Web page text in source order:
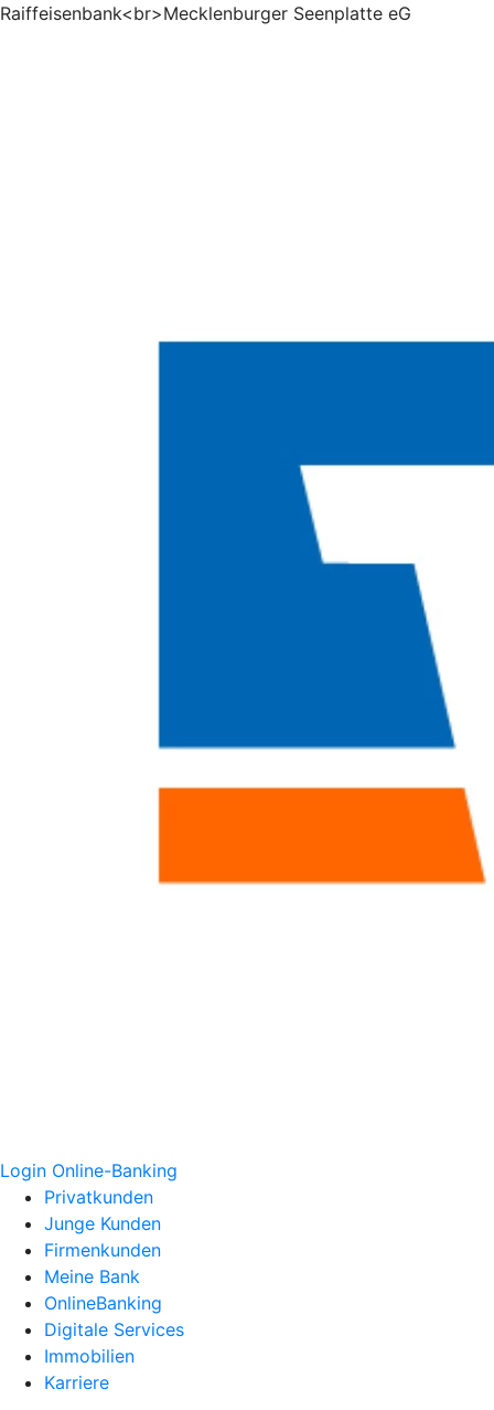
Raiffeisenbank<br>Mecklenburger Seenplatte eG
Login Online-Banking
Privatkunden
Junge Kunden
Firmenkunden
Meine Bank
OnlineBanking
Digitale Services
Immobilien
Karriere